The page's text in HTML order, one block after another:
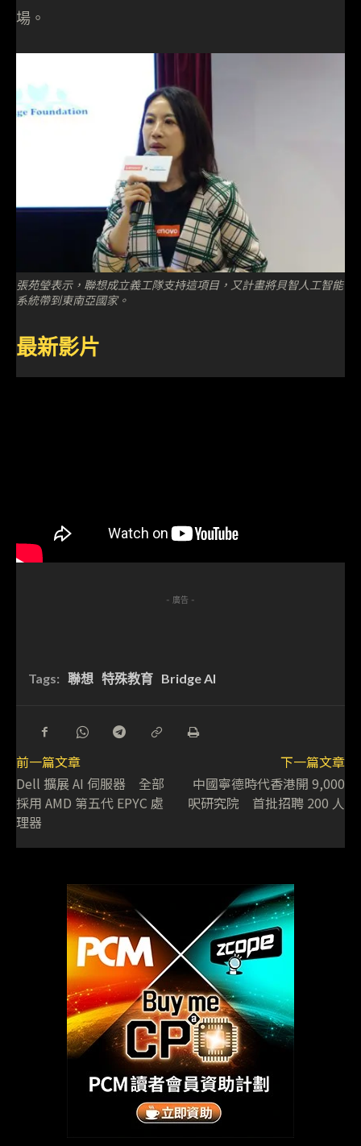
場。
張苑瑩表示，聯想成立義工隊支持這項目，又計畫將貝智人工智能
系統帶到東南亞國家。
最新影片
- 廣告 -
Tags: 聯想 特殊教育 Bridge AI
前一篇文章
Dell 擴展 AI 伺服器 全部
採用 AMD 第五代 EPYC 處
理器
下一篇文章
中國寧德時代香港開 9,000
呎研究院 首批招聘 200 人